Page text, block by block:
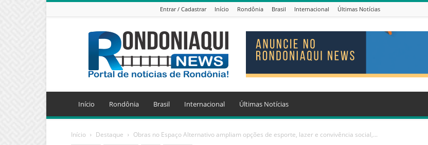
Entrar / Cadastrar Início Rondônia Brasil Internacional Últimas Notícias
Jornal
Eletrônico
Rondoniaqui
News
Início Rondônia Brasil Internacional Últimas Notícias
Início Destaque Obras no Espaço Alternativo ampliam opções de esporte, lazer e convivência social,...